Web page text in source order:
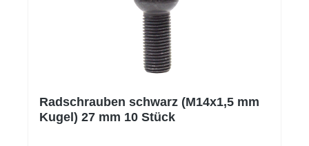
2.0 TSI R 320 PS Tiguan AXA 2.0 TSI R 320 PS
Radschrauben schwarz (M14x1,5 mm
Kugel) 27 mm 10 Stück